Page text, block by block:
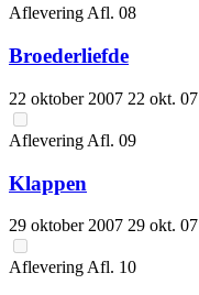
Aflevering Afl. 08
Broederliefde
22 oktober 2007 22 okt. 07
Aflevering Afl. 09
Klappen
29 oktober 2007 29 okt. 07
Aflevering Afl. 10